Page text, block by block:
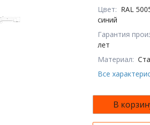
Цвет: RAL
синий
Гарантия
лет
Материал:
Все
В